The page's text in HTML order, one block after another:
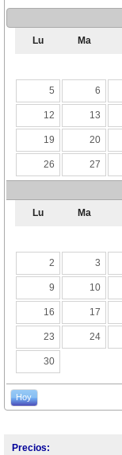
Lu Ma
5 6
12 13
19 20
26 27
Lu Ma
2 3
9 10
16 17
23 24
30
Hoy
Precios: